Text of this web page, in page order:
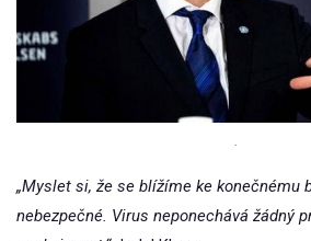
.
„Myslet si, že se blížíme ke konečnému
nebezpečné. Virus neponechává žádný